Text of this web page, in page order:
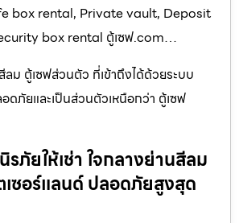
box rental, Private vault, Deposit
box rental ตู้เซฟ.com…
ม ตู้เซฟส่วนตัว ที่เข้าถึงได้ด้วยระบบ
ดภัยและเป็นส่วนตัวเหนือกว่า ตู้เซฟ
รภัยให้เช่า ใจกลางย่านสีลม
ซอร์แลนด์ ปลอดภัยสูงสุด